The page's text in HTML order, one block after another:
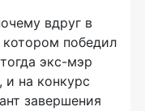
вдруг в
победил
экс-мэр
на конкурс
завершения